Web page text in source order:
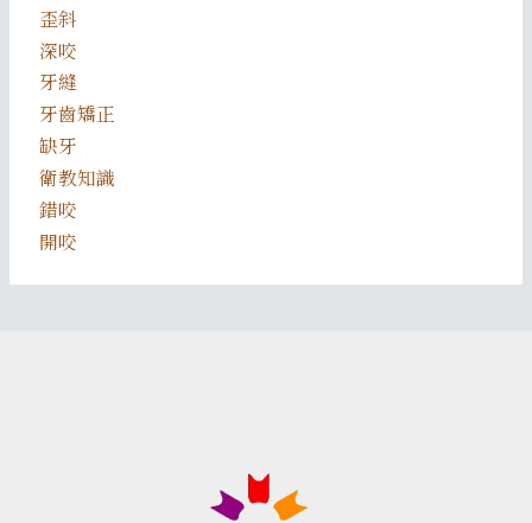
歪斜
深咬
牙縫
牙齒矯正
缺牙
衛教知識
錯咬
開咬